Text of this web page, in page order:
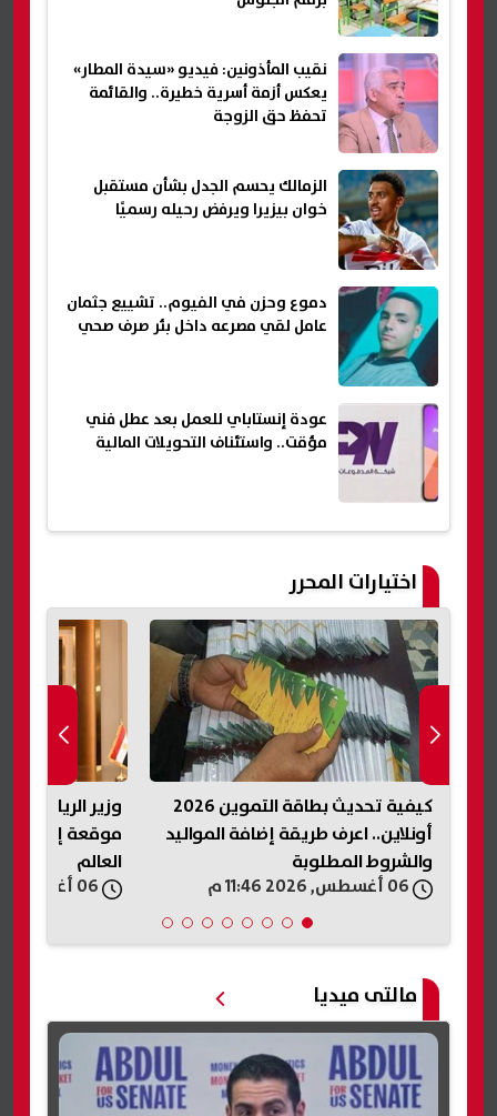
نقيب المأذونين: فيديو «سيدة المطار»
يعكس أزمة أسرية خطيرة.. والقائمة
تحفظ حق الزوجة
الزمالك يحسم الجدل بشأن مستقبل
خوان بيزيرا ويرفض رحيله رسميًا
دموع وحزن في الفيوم.. تشييع جثمان
عامل لقي مصرعه داخل بئر صرف صحي
عودة إنستاباي للعمل بعد عطل فني
مؤقت.. واستئناف التحويلات المالية
اختيارات المحرر
كيفية تحديث بطاقة التموين 2026
أونلاين.. اعرف طريقة إضافة المواليد
والشروط المطلوبة
وزير الرياضة
موقعة
العالم
مالتى ميديا